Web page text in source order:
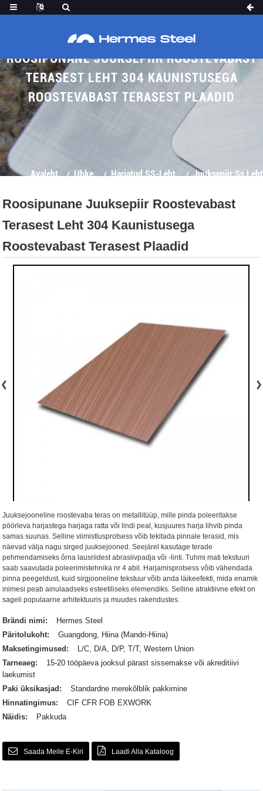
ROOSIPUNANE JUUKSEPIIR ROOSTEVABAST
TERASEST LEHT 304 KAUNISTUSEGA
ROOSTEVABAST TERASEST PLAADID
Avaleht Uhke Harjatud SS-Leht Juuksepiir Ss Leht
Roosipunane Juuksepiir Roostevabast
Terasest Leht 304 Kaunistusega
Roostevabast Terasest Plaadid
Juuksejooneline roostevaba teras on metallitüüp, mille pinda poleeritakse
pöörleva harjastega harjaga ratta või lindi peal, kusjuures harja lihvib pinda
samas suunas. Selline viimistlusprotsess võib tekitada pinnale terasid, mis
näevad välja nagu sirged juuksejooned. Seejärel kasutage terade
pehmendamiseks õrna lausriidest abrasiivpadja või -linti. Tuhmi mati tekstuuri
saab saavutada poleerimistehnika nr 4 abil. Harjamisprotsess võib vähendada
pinna peegeldust, kuid sirgjooneline tekstuur võib anda läikeefekti, mida enamik
inimesi peab ainulaadseks esteetiliseks elemendiks. Selline atraktiivne efekt on
sageli populaarne arhitektuuris ja muudes rakendustes.
Brändi nimi:
Hermes Steel
Päritolukoht:
Guangdong, Hiina (Mandri-Hiina)
Maksetingimused:
L/C, D/A, D/P, T/T, Western Union
Tarneaeg:
15-20 tööpäeva jooksul pärast sissemakse või akreditiivi
laekumist
Paki üksikasjad:
Standardne merekõlblik pakkimine
Hinnatingimus:
CIF CFR FOB EXWORK
Näidis:
Pakkuda
Saada Meile E-Kiri Laadi Alla Kataloog